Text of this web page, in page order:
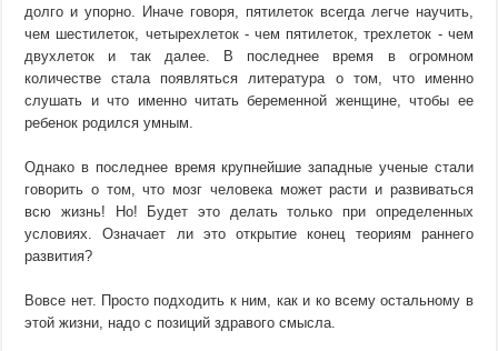
долго и упорно. Иначе говоря, пятилеток всегда легче научить,
чем шестилеток, четырехлеток - чем пятилеток, трехлеток - чем
двухлеток и так далее. В последнее время в огромном
количестве стала появляться литература о том, что именно
слушать и что именно читать беременной женщине, чтобы ее
ребенок родился умным.
Однако в последнее время крупнейшие западные ученые стали
говорить о том, что мозг человека может расти и развиваться
всю жизнь! Но! Будет это делать только при определенных
условиях. Означает ли это открытие конец теориям раннего
развития?
Вовсе нет. Просто подходить к ним, как и ко всему остальному в
этой жизни, надо с позиций здравого смысла.